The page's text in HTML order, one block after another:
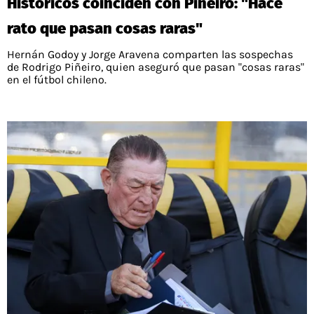
rato que pasan cosas raras"
Hernán Godoy y Jorge Aravena comparten las sospechas
de Rodrigo Piñeiro, quien aseguró que pasan "cosas raras"
en el fútbol chileno.